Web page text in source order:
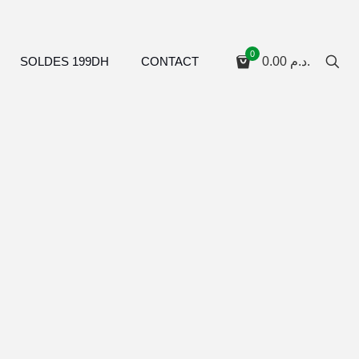
SOLDES 199DH CONTACT
0
0.00 د.م.